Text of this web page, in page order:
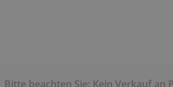
Bitte beachten Sie: Kein Verkauf an